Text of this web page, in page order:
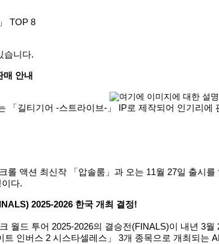
TOP 8
습니다.
안내
길티기어 -스트라이브-」 IP로 제작되어 인기리에
액션 최신작 「압솔룸」과 오는 11월 27일 출시
다.
2025-2026 한국 개최 결정!
월드 투어 2025-2026의 결승전(FINALS)이 내년 3
트 인버스 2 시스타셀레스」 3개 종목으로 개최되는